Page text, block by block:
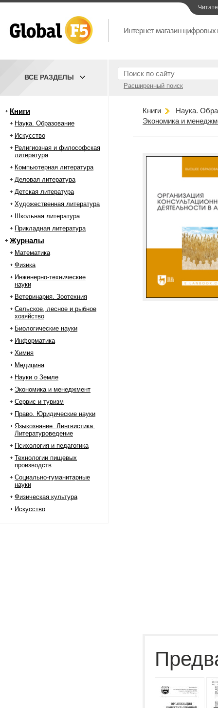
Расширенный поиск
ВСЕ РАЗДЕЛЫ
Книги
Наука. Образование
Искусство
Религиозная и философская
литература
Компьютерная литература
Деловая литература
Детская литература
Художественная литература
Школьная литература
Прикладная литература
Журналы
Математика
Физика
Инженерно-технические
науки
Ветеринария. Зоотехния
Сельское, лесное и рыбное
хозяйство
Биологические науки
Информатика
Химия
Медицина
Науки о Земле
Экономика и менеджмент
Сервис и туризм
Право. Юридические науки
Языкознание. Лингвистика.
Литературоведение
Психология и педагогика
Технологии пищевых
производств
Социально-гуманитарные
науки
Физическая культура
Искусство
Книги
Наука.
Экономика и